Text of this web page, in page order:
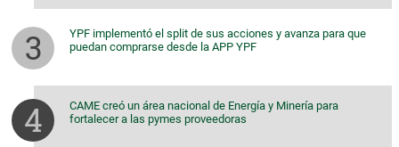
YPF implementó el split de sus acciones y avanza para que
puedan comprarse desde la APP YPF
CAME creó un área nacional de Energía y Minería para
fortalecer a las pymes proveedoras